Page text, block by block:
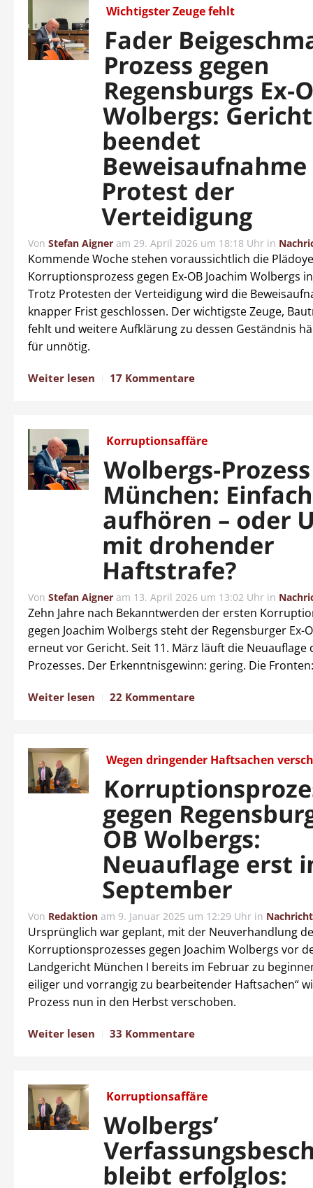
Wichtigster Zeuge fehlt
Fader
Prozess gegen
Regensburgs Ex-
Wolbergs: Gericht
beendet
Protest der
Verteidigung
Von Stefan Aigner am 29. April 2026 um 18:18 Uhr in
Kommende Woche stehen voraussichtlich die
Korruptionsprozess gegen Ex-OB Joachim Wolbergs
Trotz Protesten der Verteidigung wird die
knapper Frist geschlossen. Der wichtigste Zeuge,
fehlt und weitere Aufklärung zu dessen Geständnis
für unnötig.
Weiter lesen 17 Kommentare
Korruptionsaffäre
Wolbergs-
München: Einfach
aufhören – oder
mit drohender
Haftstrafe?
Von Stefan Aigner am 13. April 2026 um 13:02 Uhr in
Zehn Jahre nach Bekanntwerden der ersten
gegen Joachim Wolbergs steht der Regensburger Ex-
erneut vor Gericht. Seit 11. März läuft die Neuauflage
Prozesses. Der Erkenntnisgewinn: gering. Die
Weiter lesen 22 Kommentare
Wegen dringender Haftsachen
gegen
OB Wolbergs:
Neuauflage erst
September
Von Redaktion am 9. Januar 2025 um 12:29 Uhr in
Ursprünglich war geplant, mit der Neuverhandlung
Korruptionsprozesses gegen Joachim Wolbergs vor
Landgericht München I bereits im Februar zu
eiliger und vorrangig zu bearbeitender Haftsachen“
Prozess nun in den Herbst verschoben.
Weiter lesen 33 Kommentare
Korruptionsaffäre
Wolbergs’
bleibt erfolglos: